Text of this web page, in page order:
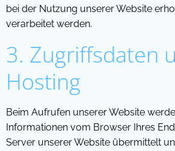
bei der Nutzung unserer Website
verarbeitet werden.
3. Zugriffsdaten
Hosting
Beim Aufrufen unserer Website
Informationen vom Browser Ihres
Server unserer Website übermittelt